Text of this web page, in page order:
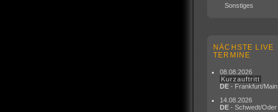
Sonstiges
NÄCHSTE LIVE
TERMINE
08.08.2026
Kurzauftritt
DE - Frankfurt/Main
14.08.2026
DE - Schwedt/Oder